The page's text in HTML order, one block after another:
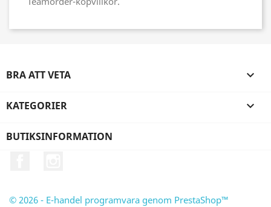
BRA ATT VETA 
KATEGORIER 
BUTIKSINFORMATION
© 2026 - E-handel programvara genom PrestaShop™